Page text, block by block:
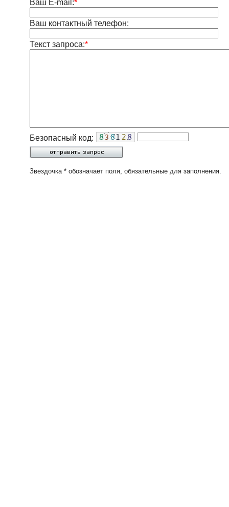
Ваш E-mail:*
Ваш контактный телефон:
Текст запроса:*
Безопасный код:
Звездочка * обозначает поля, обязательные для заполнения.